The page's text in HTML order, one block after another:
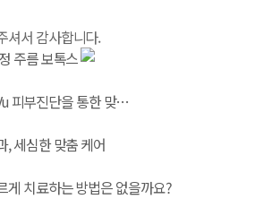
피부과 디엘의원
셔서 감사합니다.
주름 보톡스
피부진단을 통한 맞…
, 세심한 맞춤 케어
게 치료하는 방법은 없을까요?